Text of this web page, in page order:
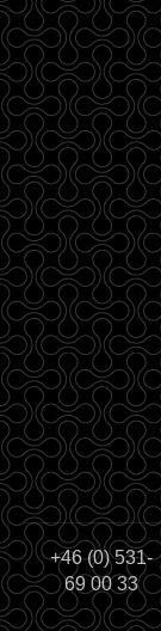
+46 (0) 531-
69 00 33